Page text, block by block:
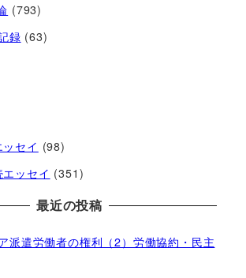
(793)
録 (63)
セイ (98)
ッセイ (351)
最近の投稿
派遣労働者の権利（2）労働協約・民主